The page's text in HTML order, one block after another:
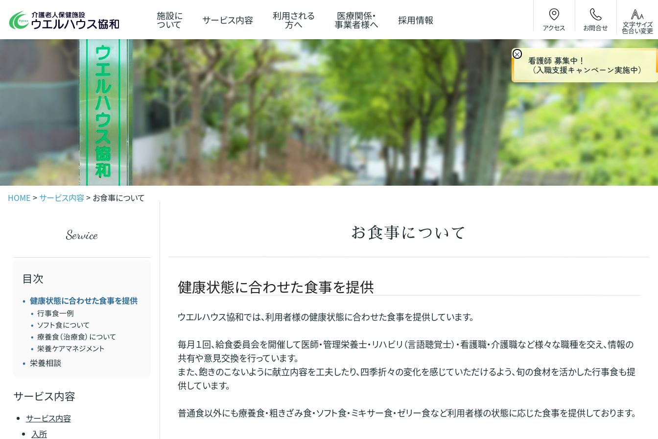
施設に
ついて サービス内容 利用される
方へ
医療関係・
事業者様へ 採用情報
アクセス お問合せ 文字サイズ
色合い変更
HOME > サービス内容> お食事について
お食事について
健康状態に合わせた食事を提供
ウエルハウス協和では、利用者様の健康状態に合わせた食事を提供しています。
毎月１回、給食委員会を開催して医師・管理栄養士・リハビリ（言語聴覚士）・看護職・介護職など様々な職種を交え、情報の
共有や意見交換を行っています。
また、飽きのこないように献立内容を工夫したり、四季折々の変化を感じていただけるよう、旬の食材を活かした行事食も提
供しています。
普通食以外にも療養食・粗きざみ食・ソフト食・ミキサー食・ゼリー食など利用者様の状態に応じた食事を提供しております。
service
目次
健康状態に合わせた食事を提供
行事食一例
ソフト食について
療養食（治療食）について
栄養ケアマネジメント
栄養相談
サービス内容
サービス内容
入所
×
看護師 募集中！
（入職支援キャンペーン実施中）